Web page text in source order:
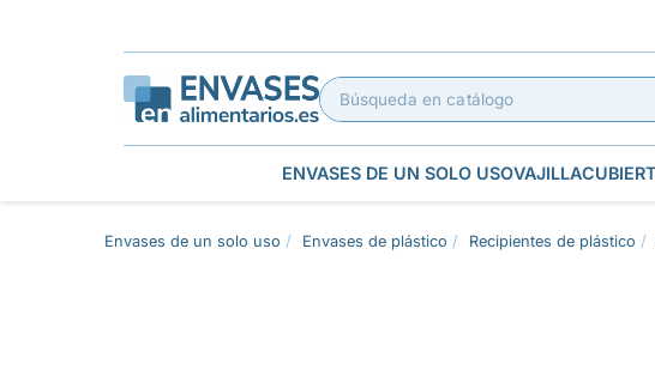
ENVASES DE UN SOLO USOVAJILLA
Envases de un solo uso Envases de plástico Recipientes de plástico